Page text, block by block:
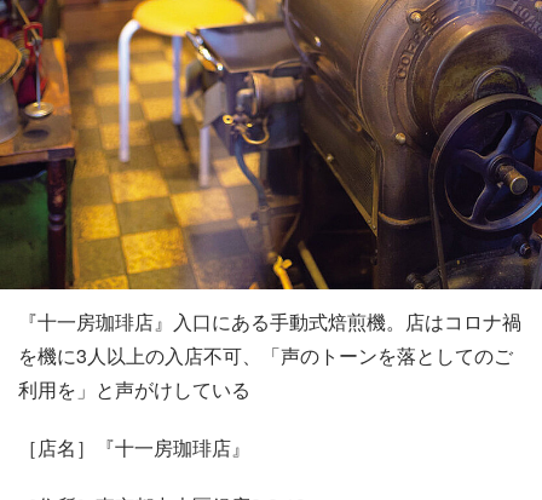
『十一房珈琲店』入口にある手動式焙煎機。店はコロナ禍
を機に3人以上の入店不可、「声のトーンを落としてのご
利用を」と声がけしている
［店名］『十一房珈琲店』